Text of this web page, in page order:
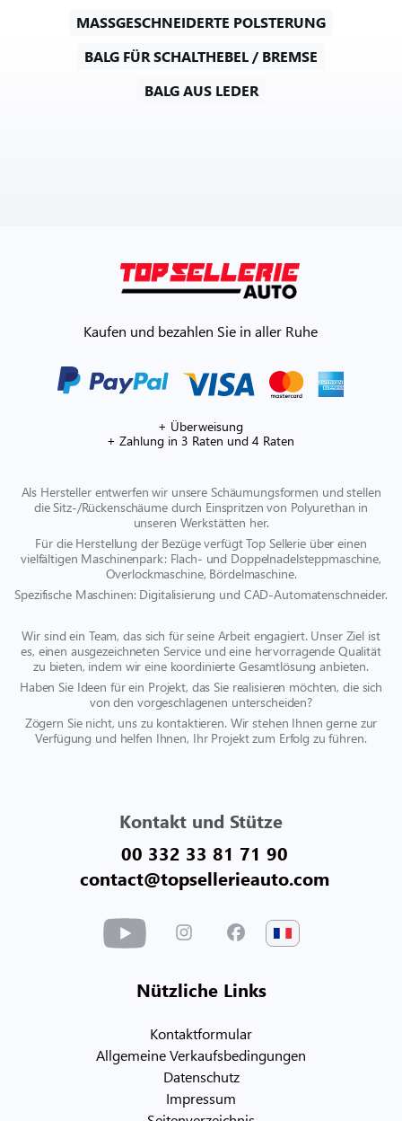
MASSGESCHNEIDERTE POLSTERUNG
BALG FÜR SCHALTHEBEL / BREMSE
BALG AUS LEDER
Kaufen und bezahlen Sie in aller Ruhe
+ Überweisung
+ Zahlung in 3 Raten und 4 Raten
Als Hersteller entwerfen wir unsere Schäumungsformen und stellen
die Sitz-/Rückenschäume durch Einspritzen von Polyurethan in
unseren Werkstätten her.
Für die Herstellung der Bezüge verfügt Top Sellerie über einen
vielfältigen Maschinenpark: Flach- und Doppelnadelsteppmaschine,
Overlockmaschine, Bördelmaschine.
Spezifische Maschinen: Digitalisierung und CAD-Automatenschneider.
Wir sind ein Team, das sich für seine Arbeit engagiert. Unser Ziel ist
es, einen ausgezeichneten Service und eine hervorragende Qualität
zu bieten, indem wir eine koordinierte Gesamtlösung anbieten.
Haben Sie Ideen für ein Projekt, das Sie realisieren möchten, die sich
von den vorgeschlagenen unterscheiden?
Zögern Sie nicht, uns zu kontaktieren. Wir stehen Ihnen gerne zur
Verfügung und helfen Ihnen, Ihr Projekt zum Erfolg zu führen.
Kontakt und Stütze
00 332 33 81 71 90
contact@topsellerieauto.com
Nützliche Links
Kontaktformular
Allgemeine Verkaufsbedingungen
Datenschutz
Impressum